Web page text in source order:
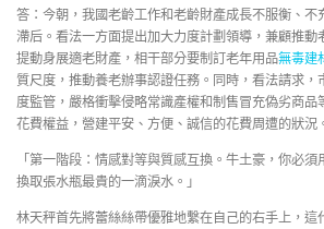
答：今朝，我國老齡工作和老齡財產成長不服衡、不
滯后。看法一方面提出加大力度計劃領導，兼顧推動
提動身展適老財產，相干部分要制訂老年用品無毒建
質尺度，推動養老辦事認證任務。同時，看法請求，
度監管，嚴格衝擊侵略常識產權和制售冒充偽劣商品
花費權益，營建平安、方便、誠信的花費周遭的狀況
「第一階段：情感對等與質感互換。牛土豪，你必須
換取張水瓶最貴的一滴淚水。」
林天秤首先將蕾絲絲帶優雅地繫在自己的右手上，這